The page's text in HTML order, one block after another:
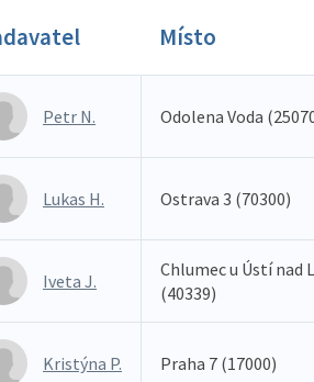
Místo
Petr N. Odolena Voda
Lukas H. Ostrava 3 (70300)
Iveta J.
Chlumec u Ústí nad
(40339)
Kristýna P. Praha 7 (17000)